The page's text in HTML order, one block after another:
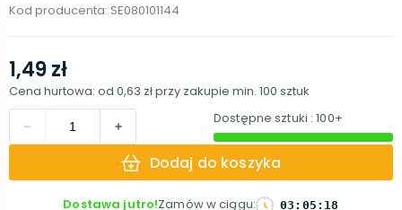
Kod producenta: SE080101144
1,49 zł
Cena hurtowa: od 0,63 złprzy zakupie min. 100 sztuk
Dostępne sztuki : 100+
Dodaj do koszyka
Dostawa jutro!Zamów w ciągu: 03 : 05 : 17